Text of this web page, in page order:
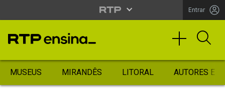
Entrar
MUSEUS MIRANDÊS LITORAL AUTORES